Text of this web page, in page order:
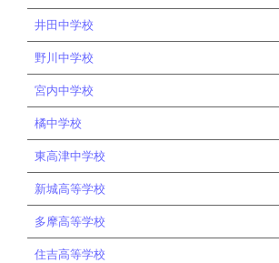
井田中学校
野川中学校
宮内中学校
橘中学校
東高津中学校
新城高等学校
多摩高等学校
住吉高等学校